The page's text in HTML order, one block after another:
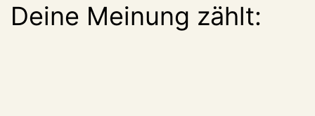
Deine Meinung zählt: